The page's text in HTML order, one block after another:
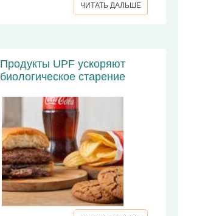
ЧИТАТЬ ДАЛЬШЕ
Продукты UPF ускоряют
биологическое старение